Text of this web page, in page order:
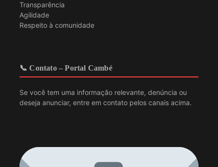
Transparência
Agilidade
Respeito à comunidade
📞 Contato – Portal Cambé
Se você tem uma informação relevante, denúncia ou
deseja anunciar, entre em contato pelos canais acima.